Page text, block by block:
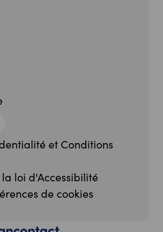
et Conditions
loi d'Accessibilité
de cookies